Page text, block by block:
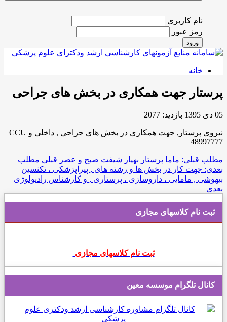
نام کاربری
رمز عبور
ورود
خانه
پرستار جهت همکاری در بخش های جراحی
05 دی 1395 بازدید: 2077
نیروی پرستار, جهت همکاری در بخش های جراحی , داخلی و CCU
48997777
مطلب قبلی: ماما پرستار بهیار شیفت صبح و عصر قبلی مطلب
بعدی: جهت کار در بخش ها و رشته های , پیراپزشکی ، تکنسین
بیهوشی , مامایی ، داروسازی ، پرستاری , و کارشناس رادیولوژی
بعدی
ثبت نام کلاسهای مجازی
ثبت نام کلاسهای مجازی
کانال تلگرام موسسه معین